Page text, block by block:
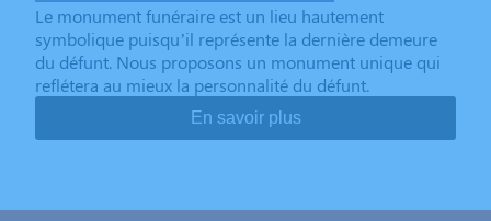
Le monument funéraire est un lieu hautement
symbolique puisqu’il représente la dernière demeure
du défunt. Nous proposons un monument unique qui
reflétera au mieux la personnalité du défunt.
En savoir plus